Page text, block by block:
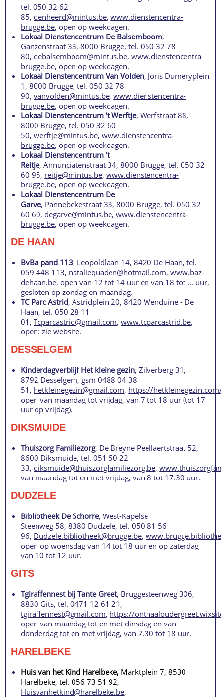
tel. 050 32 62
85, denheerd@mintus.be,www.dienstencentra-
brugge.be, open op weekdagen.
Lokaal Dienstencentrum De Balsemboom,
Ganzenstraat 33, 8000 Brugge, tel. 050 32 78
80, debalsemboom@mintus.be,www.dienstencentra-
brugge.be, open op weekdagen.
Lokaal Dienstencentrum Van Volden, Joris Dumeryplein
1, 8000 Brugge, tel. 050 32 78
90,vanvolden@mintus.be,www.dienstencentra-
brugge.be, open op weekdagen.
Lokaal Dienstencentrum 't Werftje, Werfstraat 88,
8000 Brugge, tel. 050 32 60
50,werftje@mintus.be,www.dienstencentra-
brugge.be, open op weekdagen.
Lokaal Dienstencentrum 't
Reitje, Annunciatenstraat 34, 8000 Brugge, tel. 050 32
60 95, reitje@mintus.be,www.dienstencentra-
brugge.be, open op weekdagen.
Lokaal Dienstencentrum De
Garve, Pannebekestraat 33, 8000 Brugge, tel. 050 32
60 60, degarve@mintus.be,www.dienstencentra-
brugge.be, open op weekdagen.
DE HAAN
BvBa pand 113, Leopoldlaan 14, 8420 De Haan, tel.
059 448 113, nataliequaden@hotmail.com,www.baz-
dehaan.be, open van 12 tot 14 uur en van 18 tot ... uur,
gesloten op zondag en maandag.
TC Parc Astrid, Astridplein 20, 8420 Wenduine - De
Haan, tel. 050 28 11
01,Tcparcastrid@gmail.com,www.tcparcastrid.be,
open: zie website.
DESSELGEM
Kinderdagverblijf Het kleine gezin, Zilverberg 31,
8792 Desselgem, gsm 0488 04 38
51, hetkleinegezin@gmail.com, https://
open van maandag tot vrijdag, van 7 tot 18 uur (tot 17
uur op vrijdag).
DIKSMUIDE
Thuiszorg Familiezorg, De Breyne Peellaertstraat 52,
8600 Diksmuide, tel. 051 50 22
33, diksmuide@thuiszorgfamiliezorg.be,
van maandag tot en met vrijdag, van 8 tot 17.30 uur.
DUDZELE
Bibliotheek De Schorre, West-Kapelse
Steenweg 58, 8380 Dudzele, tel. 050 81 56
96, Dudzele.bibliotheek@brugge.be,
open op woensdag van 14 tot 18 uur en op zaterdag
van 10 tot 12 uur.
GITS
Tgiraffennest bij Tante Greet, Bruggesteenweg 306,
8830 Gits, tel. 0471 12 61 21,
tgiraffennest@gmail.com, https://
open van maandag tot en met dinsdag en van
donderdag tot en met vrijdag, van 7.30 tot 18 uur.
HARELBEKE
Huis van het Kind Harelbeke, Marktplein 7, 8530
Harelbeke, tel. 056 73 51 92,
Huisvanhetkind@harelbeke.be,